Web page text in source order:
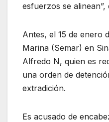
esfuerzos se alinean”,
Antes, el 15 de enero
Marina (Semar) en
Alfredo N, quien es
una orden de
extradición.
Es acusado de